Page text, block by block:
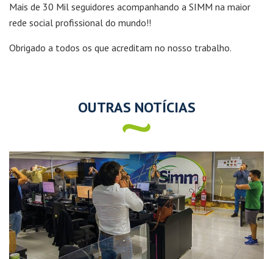
Mais de 30 Mil seguidores acompanhando a SIMM na maior
rede social profissional do mundo!!
Obrigado a todos os que acreditam no nosso trabalho.
OUTRAS NOTÍCIAS